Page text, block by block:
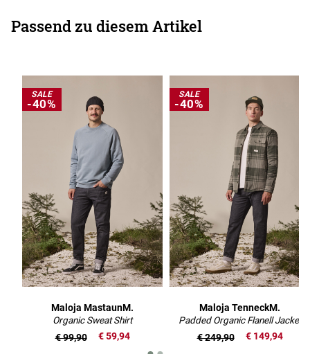
Passend zu diesem Artikel
SALE
-40%
Maloja MastaunM.
Organic Sweat Shirt
€ 59,94
€ 99,90
SALE
-40%
Maloja TenneckM.
Padded Organic Flanell Jacket
€ 149,94
€ 249,90